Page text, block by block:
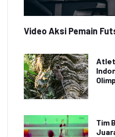
Video Aksi Pemain
Tim